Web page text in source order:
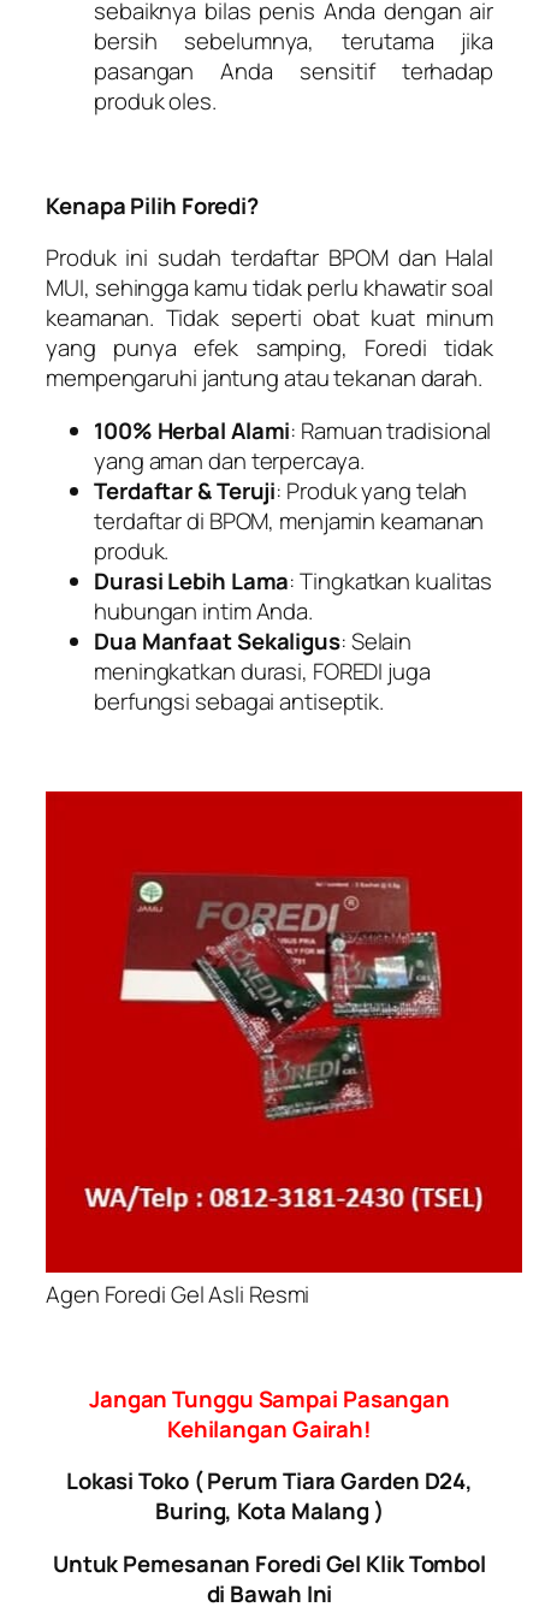
sebaiknya bilas penis Anda dengan air
bersih sebelumnya, terutama jika
pasangan Anda sensitif terhadap
produk oles.
Kenapa Pilih Foredi?
Produk ini sudah terdaftar BPOM dan Halal
MUI, sehingga kamu tidak perlu khawatir soal
keamanan. Tidak seperti obat kuat minum
yang punya efek samping, Foredi tidak
mempengaruhi jantung atau tekanan darah.
100% Herbal Alami: Ramuan tradisional
yang aman dan terpercaya.
Terdaftar & Teruji: Produk yang telah
terdaftar di BPOM, menjamin keamanan
produk.
Durasi Lebih Lama: Tingkatkan kualitas
hubungan intim Anda.
Dua Manfaat Sekaligus: Selain
meningkatkan durasi, FOREDI juga
berfungsi sebagai antiseptik.
Agen Foredi Gel Asli Resmi
Jangan Tunggu Sampai Pasangan
Kehilangan Gairah!
Lokasi Toko ( Perum Tiara Garden D24,
Buring, Kota Malang )
Untuk Pemesanan Foredi Gel Klik Tombol
di Bawah Ini